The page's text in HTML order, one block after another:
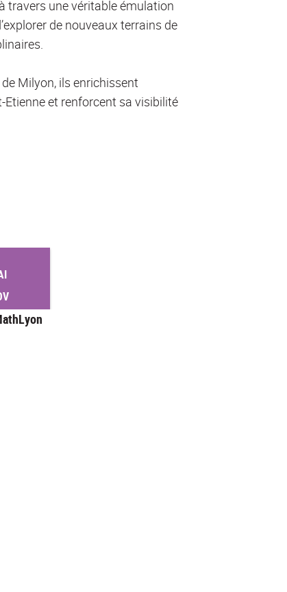
travers une véritable émulation
de nouveaux terrains de
Milyon, ils enrichissent
et renforcent sa visibilité